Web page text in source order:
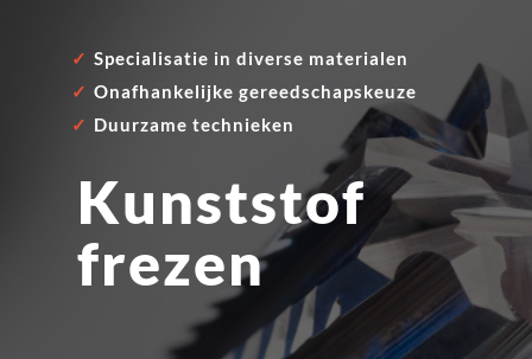
✓ Specialisatie in diverse materialen
✓ Onafhankelijke gereedschapskeuze
✓ Duurzame technieken
Kunststof
frezen